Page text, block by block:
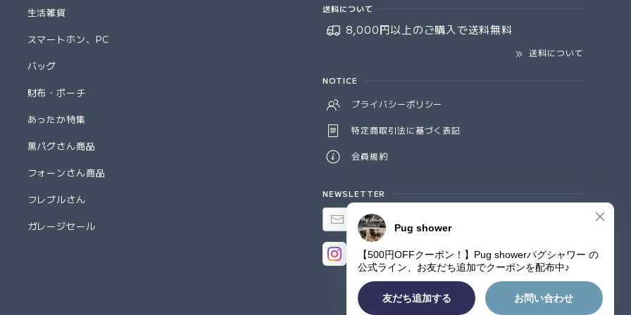
生活雑貨
スマートホン、PC
バッグ
財布・ポーチ
あったか特集
黒パグさん商品
フォーンさん商品
フレブルさん
ガレージセール
送料について
8,000円以上のご購入で送料無料
送料について
NOTICE
プライバシーポリシー
特定商取引法に基づく表記
会員規約
NEWSLETTER